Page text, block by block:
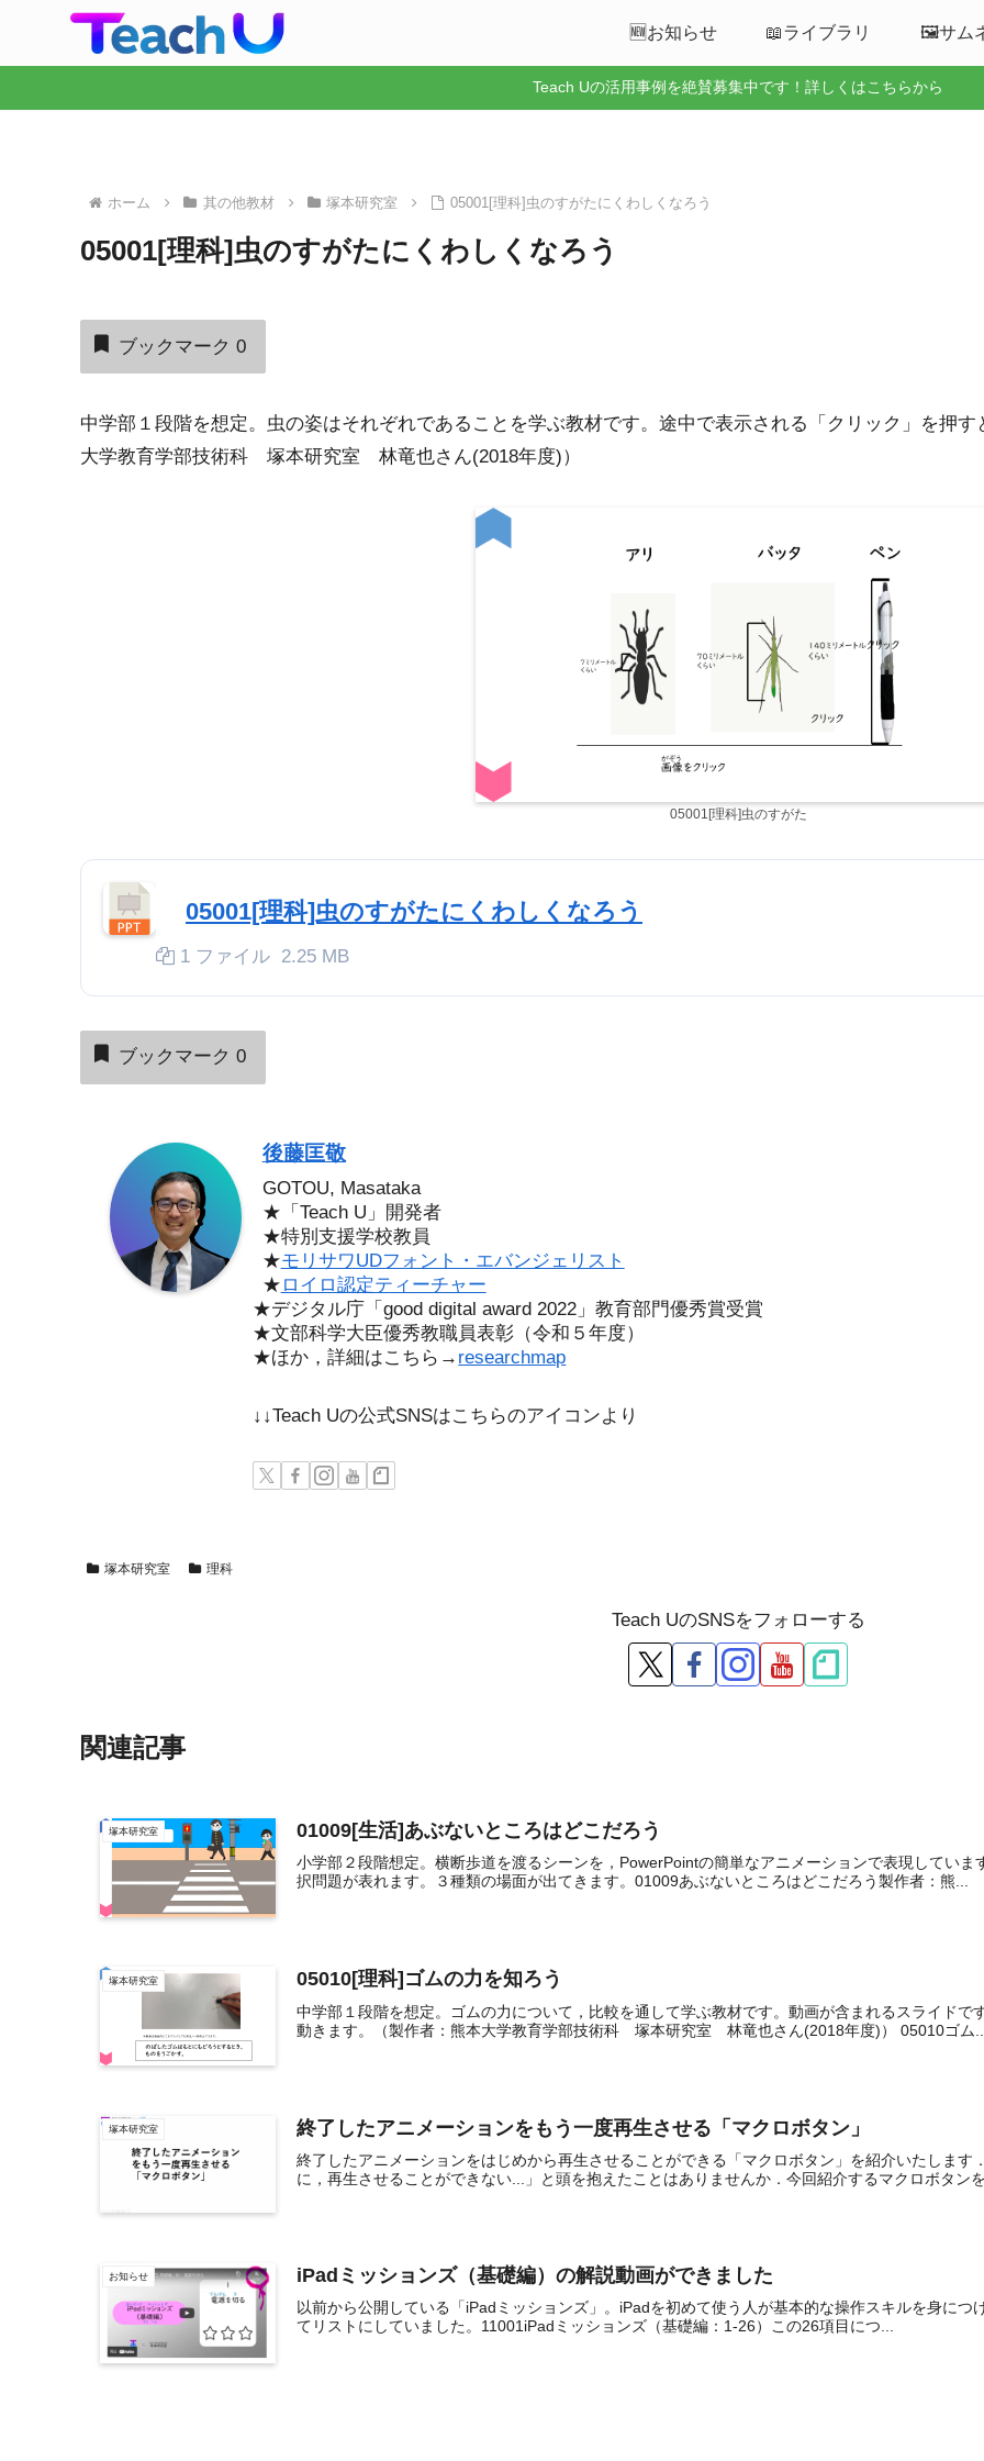
🆕お知らせ 📖ライブラリ 🖼️サム
Teach Uの活用事例を絶賛募集中です！詳しくはこちらから
ホーム 其の他教材 塚本研究室 05001[理科]虫のすがたにくわしくなろう
05001[理科]虫のすがたにくわしくなろう
ブックマーク 0
中学部１段階を想定。虫の姿はそれぞれであることを学ぶ教材です。途中で表示される「クリック」を押
大学教育学部技術科 塚本研究室 林竜也さん(2018年度)）
05001[理科]虫のすがた
05001[理科]虫のすがたにくわしくなろう
1 ファイル 2.25 MB
ブックマーク 0
後藤匡敬
GOTOU, Masataka
★「Teach U」開発者
★特別支援学校教員
★モリサワUDフォント・エバンジェリスト
★ ロイロ認定ティーチャー
★デジタル庁「good digital award 2022」教育部門優秀賞受賞
★文部科学大臣優秀教職員表彰（令和５年度）
★ほか，詳細はこちら→ researchmap
↓↓Teach Uの公式SNSはこちらのアイコンより
塚本研究室 理科
Teach UのSNSをフォローする
関連記事
塚本研究室 01009[生活]あぶないところはどこだろう
小学部２段階想定。横断歩道を渡るシーンを，PowerPointの簡単なアニメーションで表現してい
択問題が表れます。３種類の場面が出てきます。01009あぶないところはどこだろう製作者：熊...
塚本研究室 05010[理科]ゴムの力を知ろう
中学部１段階を想定。ゴムの力について，比較を通して学ぶ教材です。動画が含まれるスライド
動きます。（製作者：熊本大学教育学部技術科 塚本研究室 林竜也さん(2018年度)） 05010ゴム...
塚本研究室 終了したアニメーションをもう一度再生させる「マクロボタン」
終了したアニメーションをはじめから再生させることができる「マクロボタン」を紹介いたしま
に，再生させることができない...」と頭を抱えたことはありませんか．今回紹介するマクロボタン
お知らせ iPadミッションズ（基礎編）の解説動画ができました
以前から公開している「iPadミッションズ」。iPadを初めて使う人が基本的な操作スキルを身に
てリストにしていました。11001iPadミッションズ（基礎編：1-26）この26項目につ...